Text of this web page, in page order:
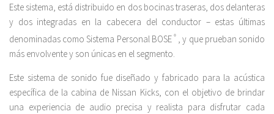
Este sistema, está distribuido en dos bocinas traseras, dos delanteras
y dos integradas en la cabecera del conductor – estas últimas
denominadas como Sistema Personal BOSE ® , y que prueban sonido
más envolvente y son únicas en el segmento.
Este sistema de sonido fue diseñado y fabricado para la acústica
específica de la cabina de Nissan Kicks, con el objetivo de brindar
una experiencia de audio precisa y realista para disfrutar cada